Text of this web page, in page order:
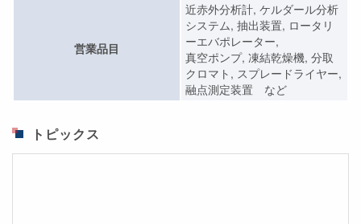
営業品目
近赤外分析計, ケルダール分析
システム, 抽出装置, ロータリ
ーエバポレーター,
真空ポンプ, 凍結乾燥機, 分取
クロマト, スプレードライヤー,
融点測定装置 など
トピックス